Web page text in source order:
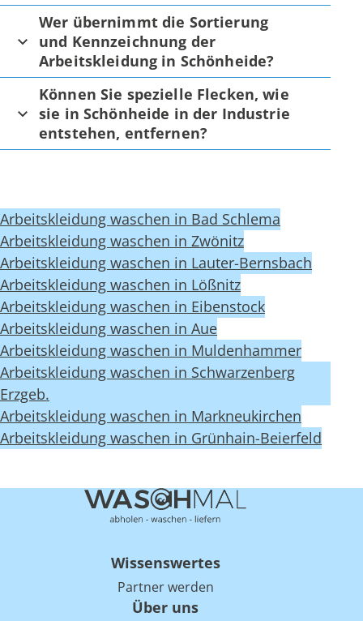
Wer übernimmt die Sortierung
und Kennzeichnung der
Arbeitskleidung in Schönheide?
Können Sie spezielle Flecken, wie
sie in Schönheide in der Industrie
entstehen, entfernen?
Arbeitskleidung waschen in Bad Schlema
Arbeitskleidung waschen in Zwönitz
Arbeitskleidung waschen in Lauter-Bernsbach
Arbeitskleidung waschen in Lößnitz
Arbeitskleidung waschen in Eibenstock
Arbeitskleidung waschen in Aue
Arbeitskleidung waschen in Muldenhammer
Arbeitskleidung waschen in Schwarzenberg
Erzgeb.
Arbeitskleidung waschen in Markneukirchen
Arbeitskleidung waschen in Grünhain-Beierfeld
Wissenswertes
Partner werden
Über uns